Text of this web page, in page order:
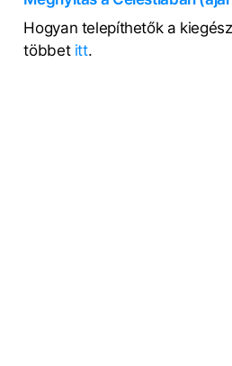
Hogyan telepíthetők a
többet itt.